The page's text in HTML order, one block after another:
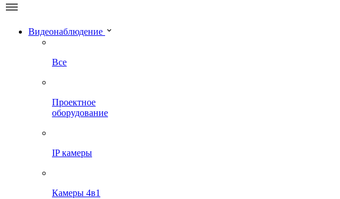
Видеонаблюдение
Все
Проектное
оборудование
IP камеры
Камеры 4в1